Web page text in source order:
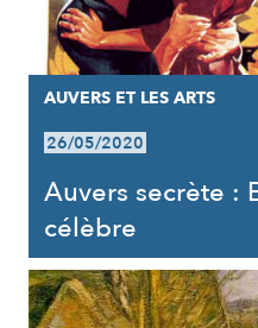
AUVERS ET LES ARTS
26/05/2020
Auvers secrète :
célèbre